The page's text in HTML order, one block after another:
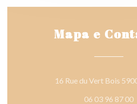
Mapa e
16 Rue du Vert Bois
06 03 96 87 00